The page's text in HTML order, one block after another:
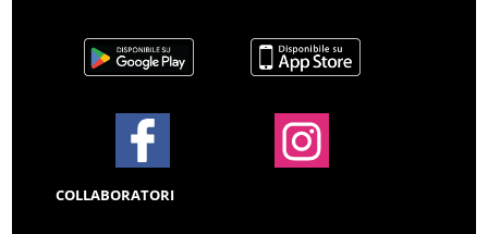
COLLABORATORI